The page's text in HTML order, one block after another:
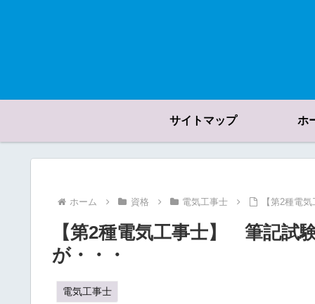
サイトマップ ホ
ホーム 資格 電気工事士 【第2種電
【第2種電気工事士】 筆記試
が・・・
電気工事士